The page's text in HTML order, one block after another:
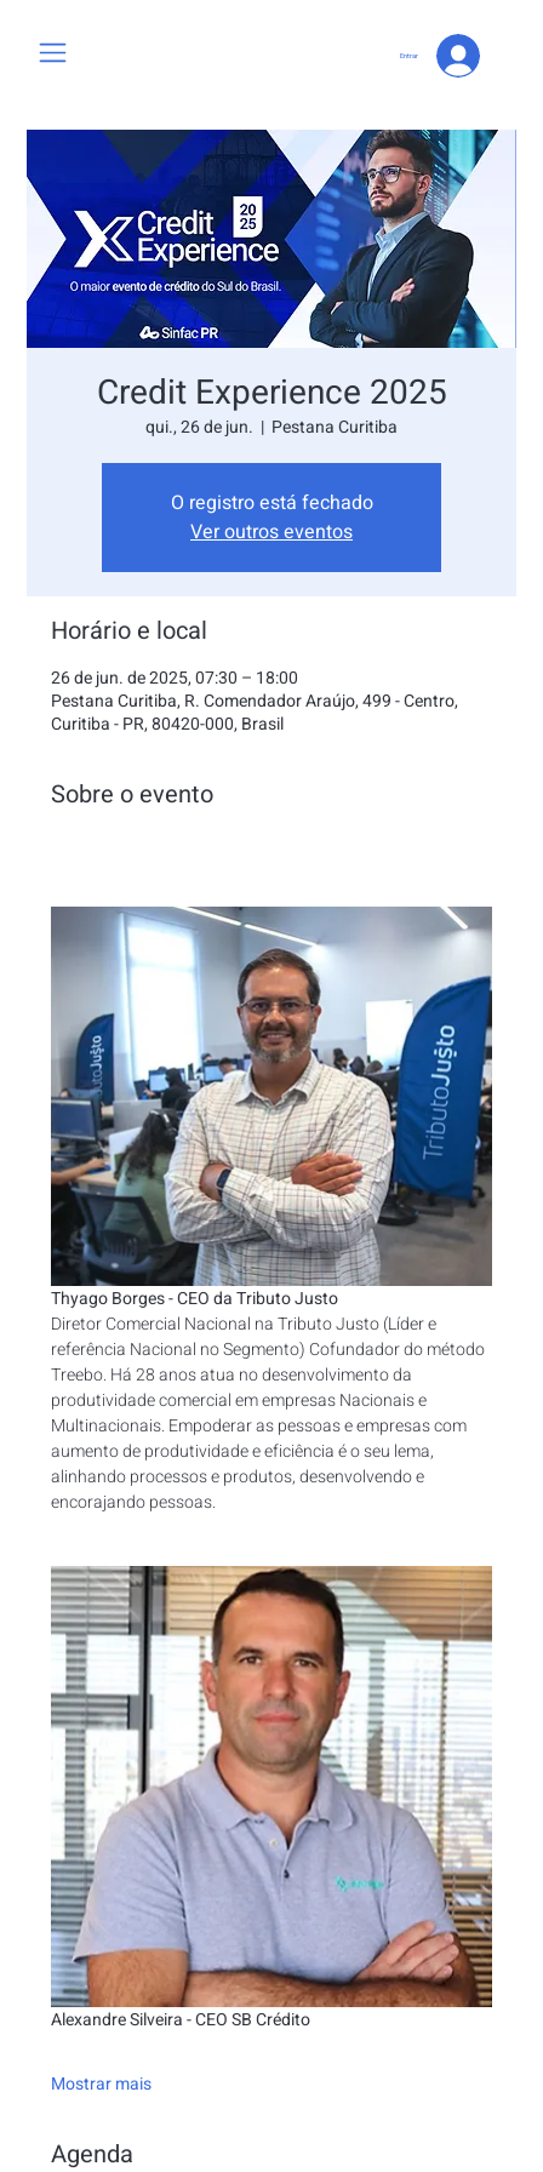
Entrar
Credit Experience 2025
qui., 26 de jun.
  |
Pestana Curitiba
O registro está fechado
Ver outros eventos
Horário e local
26 de jun. de 2025, 07:30 – 18:00
Pestana Curitiba, R. Comendador Araújo, 499 - Centro,
Curitiba - PR, 80420-000, Brasil
Sobre o evento
Thyago Borges - CEO da Tributo Justo
Diretor Comercial Nacional na Tributo Justo (Líder e
referência Nacional no Segmento) Cofundador do método
Treebo. Há 28 anos atua no desenvolvimento da
produtividade comercial em empresas Nacionais e
Multinacionais. Empoderar as pessoas e empresas com
aumento de produtividade e eficiência é o seu lema,
alinhando processos e produtos, desenvolvendo e
encorajando pessoas.
Alexandre Silveira - CEO SB Crédito
Mostrar mais
Agenda